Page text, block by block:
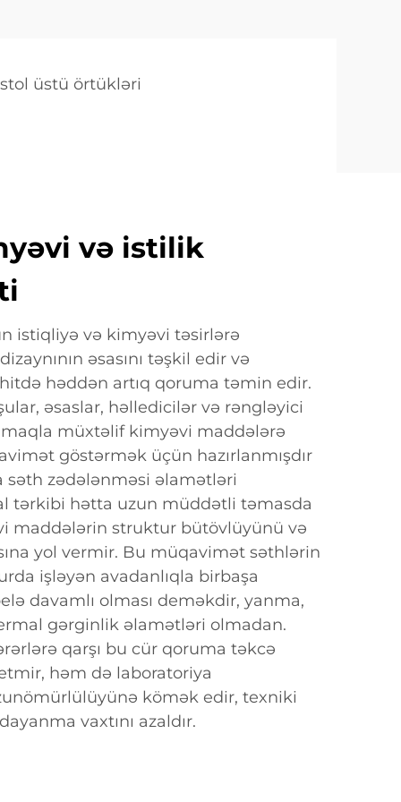
üstü örtükləri
və istilik
istiqliyə və kimyəvi təsirlərə
əsasını təşkil edir və
həddən artıq qoruma təmin edir.
əsaslar, həlledicilər və rəngləyici
müxtəlif kimyəvi maddələrə
göstərmək üçün hazırlanmışdır
səth zədələnməsi əlamətləri
tərkibi hətta uzun müddətli təmasda
maddələrin struktur bütövlüyünü və
yol vermir. Bu müqavimət səthlərin
işləyən avadanlıqla birbaşa
davamlı olması deməkdir, yanma,
gərginlik əlamətləri olmadan.
qarşı bu cür qoruma təkcə
həm də laboratoriya
kömək edir, texniki
vaxtını azaldır.